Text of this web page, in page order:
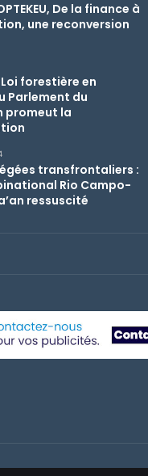
De la finance à
une reconversion
forestière en
Parlement du
promeut la
transfrontaliers :
Rio Campo-
ressuscité